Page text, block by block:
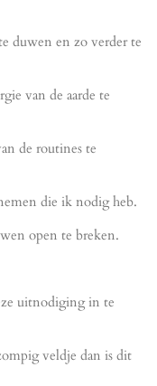
duwen en zo verder te
van de aarde te
de routines te
die ik nodig heb.
open te breken.
uitnodiging in te
veldje dan is dit